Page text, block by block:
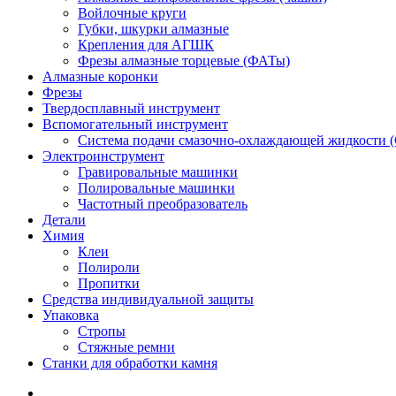
Войлочные круги
Губки, шкурки алмазные
Крепления для АГШК
Фрезы алмазные торцевые (ФАТы)
Алмазные коронки
Фрезы
Твердосплавный инструмент
Вспомогательный инструмент
Система подачи смазочно-охлаждающей
Электроинструмент
Гравировальные машинки
Полировальные машинки
Частотный преобразователь
Детали
Химия
Клеи
Полироли
Пропитки
Средства индивидуальной защиты
Упаковка
Стропы
Стяжные ремни
Станки для обработки камня